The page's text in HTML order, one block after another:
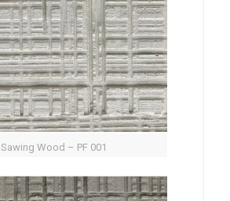
Sawing Wood – PF 001